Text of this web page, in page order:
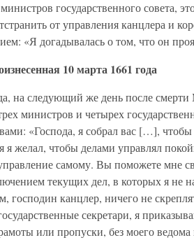
государственного совета,
от управления канцлера и
«Я догадывалась о том, что он
10 марта 1661 года
на следующий же день после
министров и четырех
«Господа, я собрал вас […], чтобы
я желал, чтобы делами управлял
самому. Вы поможете мне
текущих дел, в которых я не
господин канцлер, ничего не
секретари, я
или пропуски, без моего